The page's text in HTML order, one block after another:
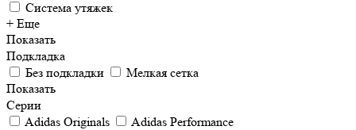
Система утяжек
+ Еще
Показать
Подкладка
Без подкладки
Мелкая сетка
Показать
Серии
Adidas Originals
Adidas Performance